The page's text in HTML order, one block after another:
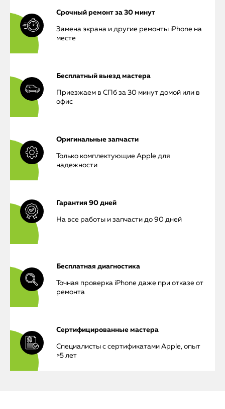
MacBook
Watch
Срочный ремонт за 30 минут
Замена экрана и другие ремонты iPhone на
месте
Бесплатный выезд мастера
Приезжаем в СПб за 30 минут домой или в
офис
Оригинальные запчасти
Только комплектующие Apple для
надежности
Гарантия 90 дней
На все работы и запчасти до 90 дней
Бесплатная диагностика
Точная проверка iPhone даже при отказе от
ремонта
Сертифицированные мастера
Специалисты с сертификатами Apple, опыт
>5 лет